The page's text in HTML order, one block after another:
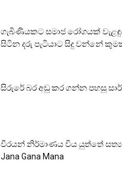
ගැබිණියකට සමාජ රෝගයක්
සිටින දරු පැටියාට සිදු වන්නේ
සිරුරේ බර අඩු කර ගන්න පහසු
වීරයන් නිර්මාණය විය යුත්තේ
Jana Gana Mana